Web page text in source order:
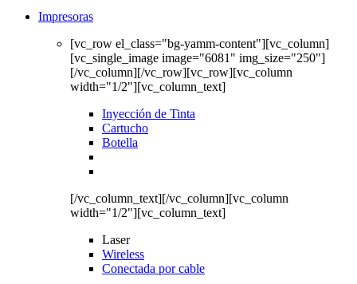
Impresoras
[vc_row el_class="bg-yamm-content"][vc_column]
[vc_single_image image="6081" img_size="250"]
[/vc_column][/vc_row][vc_row][vc_column
width="1/2"][vc_column_text]
Inyección de Tinta
Cartucho
Botella
[/vc_column_text][/vc_column][vc_column
width="1/2"][vc_column_text]
Laser
Wireless
Conectada por cable